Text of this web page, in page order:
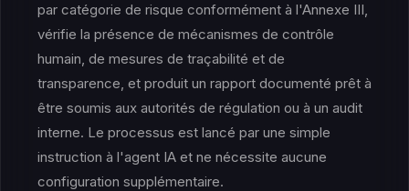
par catégorie de risque conformément à l'Annexe III,
vérifie la présence de mécanismes de contrôle
humain, de mesures de traçabilité et de
transparence, et produit un rapport documenté prêt à
être soumis aux autorités de régulation ou à un audit
interne. Le processus est lancé par une simple
instruction à l'agent IA et ne nécessite aucune
configuration supplémentaire.